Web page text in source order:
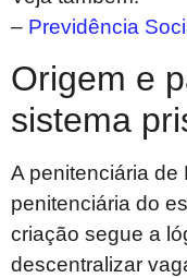
– Previdência
Origem e
sistema
A penitenciária de
penitenciária do
criação segue a
descentralizar